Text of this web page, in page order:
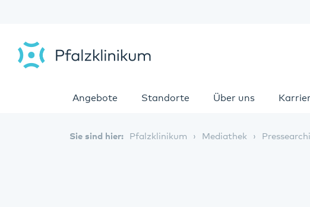
Angebote Standorte Über uns
Sie sind hier: Pfalzklinikum Mediathek